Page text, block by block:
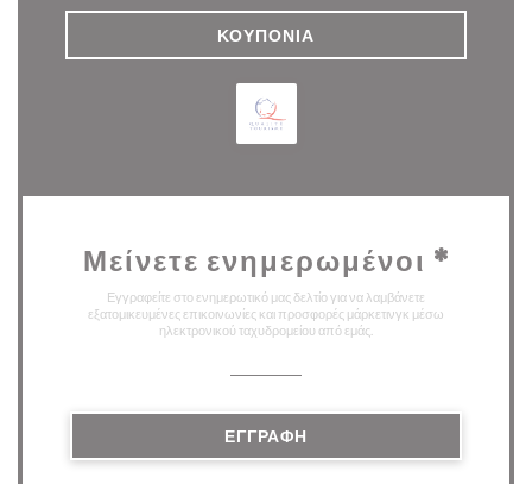
ΚΟΥΠΌΝΙΑ
Μείνετε ενημερωμένοι *
Εγγραφείτε στο ενημερωτικό μας δελτίο για να λαμβάνετε
εξατομικευμένες επικοινωνίες και προσφορές μάρκετινγκ μέσω
ηλεκτρονικού ταχυδρομείου από εμάς.
ΕΓΓΡΑΦΉ